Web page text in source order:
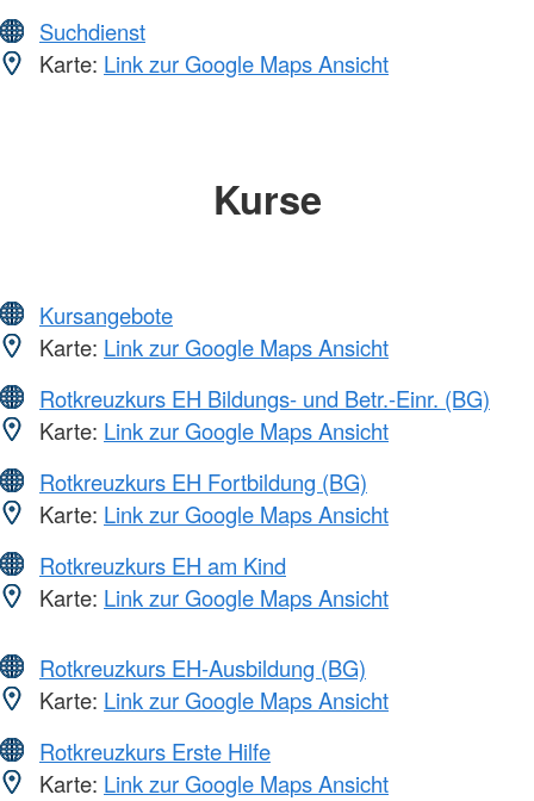
Suchdienst
Karte: Link zur Google Maps Ansicht
Kurse
Kursangebote
Karte: Link zur Google Maps Ansicht
Rotkreuzkurs EH Bildungs- und Betr.-Einr. (BG)
Karte: Link zur Google Maps Ansicht
Rotkreuzkurs EH Fortbildung (BG)
Karte: Link zur Google Maps Ansicht
Rotkreuzkurs EH am Kind
Karte: Link zur Google Maps Ansicht
Rotkreuzkurs EH-Ausbildung (BG)
Karte: Link zur Google Maps Ansicht
Rotkreuzkurs Erste Hilfe
Karte: Link zur Google Maps Ansicht